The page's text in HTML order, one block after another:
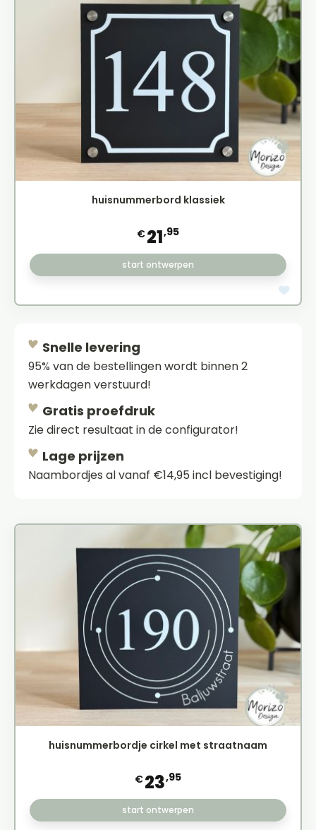
huisnummerbord klassiek
€21,95
start ontwerpen
Snelle levering
95% van de bestellingen wordt binnen 2
werkdagen verstuurd!
Gratis proefdruk
Zie direct resultaat in de configurator!
Lage prijzen
Naambordjes al vanaf €14,95 incl bevestiging!
huisnummerbordje cirkel met straatnaam
€23,95
start ontwerpen